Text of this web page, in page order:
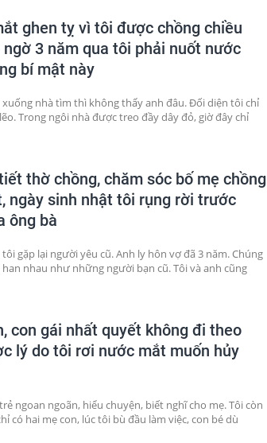
ghen tỵ vì tôi được chồng chiều
ngờ 3 năm qua tôi phải nuốt nước
bí mật này
nhà tìm thì không thấy anh đâu. Đối diện tôi chỉ
Trong ngôi nhà được treo đầy dây đỏ, giờ đây chỉ
thờ chồng, chăm sóc bố mẹ chồng
ngày sinh nhật tôi rụng rời trước
ông bà
gặp lại người yêu cũ. Anh ly hôn vợ đã 3 năm. Chúng
nhau như những người bạn cũ. Tôi và anh cũng
con gái nhất quyết không đi theo
lý do tôi rơi nước mắt muốn hủy
ngoan ngoãn, hiểu chuyện, biết nghĩ cho mẹ. Tôi còn
có hai mẹ con, lúc tôi bù đầu làm việc, con bé dù